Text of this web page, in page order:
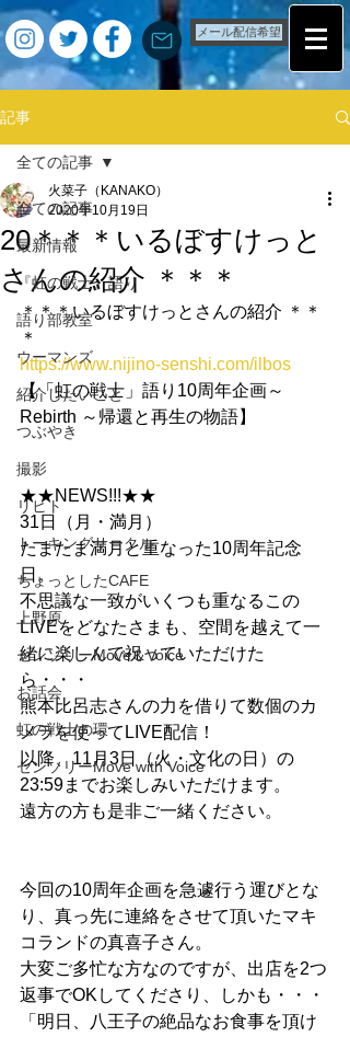
メール配信希望
記事
全ての記事
最新情報
『虹の戦士』語り
語り部教室
ウーマンズ
紹介したいこと
つぶやき
撮影
リヒト
トーキングサークル
ちょっとしたCAFE
上野原
センソリーMove＆Voice
お話会
虹の戦士の環
センソリーMove with Voice
全ての記事
20＊＊＊いるぼすけっと
さんの紹介 ＊＊＊
火菜子（KANAKO）
2020年10月19日
＊＊＊いるぼすけっとさんの紹介 ＊＊
＊
https://www.nijino-senshi.com/ilbos
【「虹の戦士」語り10周年企画～
Rebirth ～帰還と再生の物語】
★★NEWS!!!★★
31日（月・満月）
たまたま満月と重なった10周年記念
日。
不思議な一致がいくつも重なるこの
LIVEをどなたさまも、空間を越えて一
緒に楽しんで祝っていただけた
ら・・・
熊本比呂志さんの力を借りて数個のカ
メラを使ってLIVE配信！
以降、11月3日（火・文化の日）の
23:59までお楽しみいただけます。
遠方の方も是非ご一緒ください。
今回の10周年企画を急遽行う運びとな
り、真っ先に連絡をさせて頂いたマキ
コランドの真喜子さん。
大変ご多忙な方なのですが、出店を2つ
返事でOKしてくださり、しかも・・・
「明日、八王子の絶品なお食事を頂け